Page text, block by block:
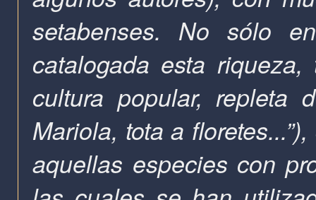
setabenses. No sólo
catalogada esta
cultura popular, repleta
Mariola, tota a
aquellas especies con